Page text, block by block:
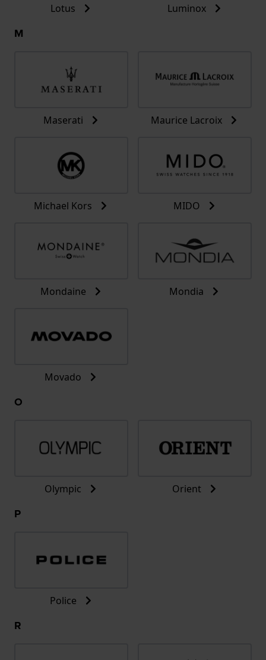
Lotus Luminox
M
Maserati Maurice Lacroix
Michael Kors MIDO
Mondaine Mondia
Movado
O
Olympic Orient
P
Police
R